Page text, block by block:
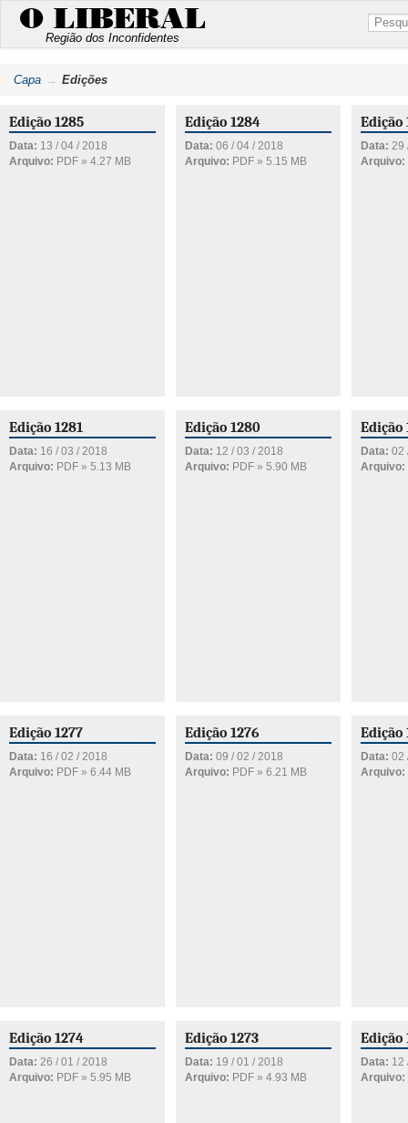
O LIBERAL
Região dos Inconfidentes
Capa Edições
Edição 1285
Data: 13 / 04 / 2018
Arquivo: PDF » 4.27 MB
Edição 1284
Data: 06 / 04 / 2018
Arquivo: PDF » 5.15 MB
Edição
Data: 29
Arquivo:
Edição 1281
Data: 16 / 03 / 2018
Arquivo: PDF » 5.13 MB
Edição 1280
Data: 12 / 03 / 2018
Arquivo: PDF » 5.90 MB
Edição
Data: 02
Arquivo:
Edição 1277
Data: 16 / 02 / 2018
Arquivo: PDF » 6.44 MB
Edição 1276
Data: 09 / 02 / 2018
Arquivo: PDF » 6.21 MB
Edição
Data: 02
Arquivo:
Edição 1274
Data: 26 / 01 / 2018
Arquivo: PDF » 5.95 MB
Edição 1273
Data: 19 / 01 / 2018
Arquivo: PDF » 4.93 MB
Edição
Data: 12
Arquivo: